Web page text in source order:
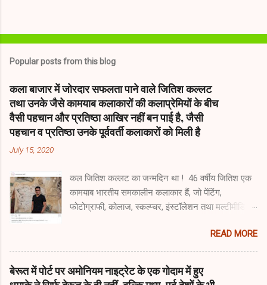
Popular posts from this blog
कला बाजार में जोरदार सफलता पाने वाले जितिश कल्लट
तथा उनके जैसे कामयाब कलाकारों की कलाप्रेमियों के बीच
वैसी पहचान और प्रतिष्ठा आखिर नहीं बन पाई है, जैसी
पहचान व प्रतिष्ठा उनके पूर्ववर्ती कलाकारों को मिली है
July 15, 2020
कल जितिश कल्लट का जन्मदिन था ! 46 वर्षीय जितिश एक
कामयाब भारतीय समकालीन कलाकार हैं, जो पेंटिंग,
फोटोग्राफी, कोलाज, स्कल्प्चर, इंस्टॉलेशन तथा मल्टीमीडिया
रूप में सफलता की जो सीढ़ियाँ चढ़ी हैं, वह चकित करती हैं ।
जितिश को युवा भारतीय कलाकारों के उस 'क्लब' के सदस्य के
रूप में देखा/पहचाना जाता है, जो अपेक्षाकृत कम उम्र में ही
कला बाजार के चहेते बन गए और जिस क्लब में सुबोध गुप्ता,
READ MORE
बेरूत में पोर्ट पर अमोनियम नाइट्रेट के एक गोदाम में हुए